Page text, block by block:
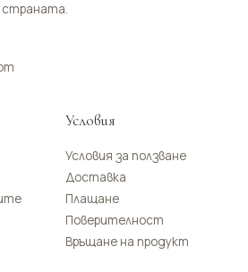
страната.
Условия
Условия за ползване
Доставка
Плащане
Поверителност
Връщане на продукт